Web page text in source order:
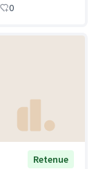
0
Retenue